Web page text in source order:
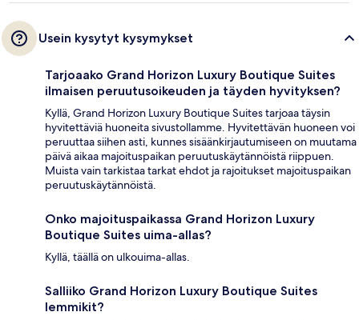
Usein kysytyt kysymykset
Tarjoaako Grand Horizon Luxury Boutique Suites
ilmaisen peruutusoikeuden ja täyden hyvityksen?
Kyllä, Grand Horizon Luxury Boutique Suites tarjoaa täysin
hyvitettäviä huoneita sivustollamme. Hyvitettävän huoneen voi
peruuttaa siihen asti, kunnes sisäänkirjautumiseen on muutama
päivä aikaa majoituspaikan peruutuskäytännöistä riippuen.
Muista vain tarkistaa tarkat ehdot ja rajoitukset majoituspaikan
peruutuskäytännöistä.
Onko majoituspaikassa Grand Horizon Luxury
Boutique Suites uima-allas?
Kyllä, täällä on ulkouima-allas.
Salliiko Grand Horizon Luxury Boutique Suites
lemmikit?